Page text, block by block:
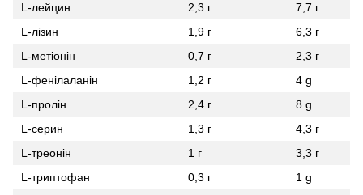
L-лейцин
2,3 г
7,7 г
L-лізин
1,9 г
6,3 г
L-метіонін
0,7 г
2,3 г
L-фенілаланін
1,2 г
4 g
L-пролін
2,4 г
8 g
L-серин
1,3 г
4,3 г
L-треонін
1 г
3,3 г
L-триптофан
0,3 г
1 g